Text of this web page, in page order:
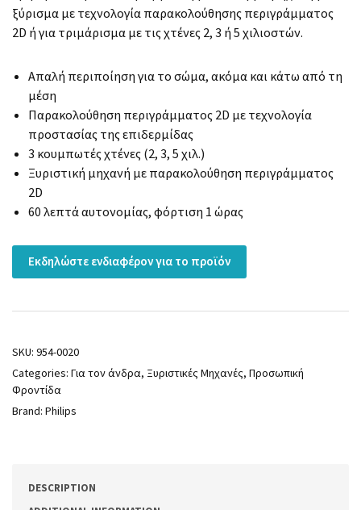
ξύρισμα με τεχνολογία παρακολούθησης περιγράμματος
2D ή για τριμάρισμα με τις χτένες 2, 3 ή 5 χιλιοστών.
Απαλή περιποίηση για το σώμα, ακόμα και κάτω από τη
μέση
Παρακολούθηση περιγράμματος 2D με τεχνολογία
προστασίας της επιδερμίδας
3 κουμπωτές χτένες (2, 3, 5 χιλ.)
Ξυριστική μηχανή με παρακολούθηση περιγράμματος
2D
60 λεπτά αυτονομίας, φόρτιση 1 ώρας
Εκδηλώστε ενδιαφέρον για το προϊόν
SKU: 954-0020
Categories: Για τον άνδρα, Ξυριστικές Μηχανές, Προσωπική
Φροντίδα
Brand: Philips
DESCRIPTION